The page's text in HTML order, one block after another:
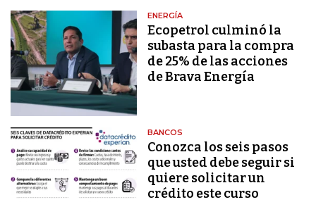
ENERGÍA
Ecopetrol culminó la
subasta para la compra
de 25% de las acciones
de Brava Energía
BANCOS
Conozca los seis pasos
que usted debe seguir si
quiere solicitar un
crédito este curso